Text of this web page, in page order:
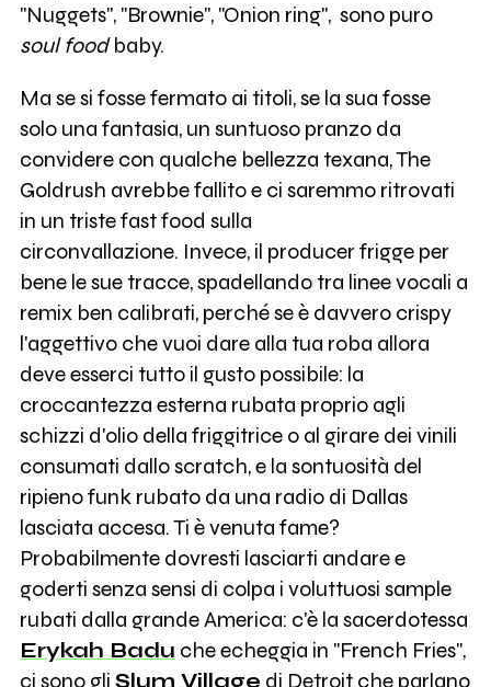
"Nuggets", "Brownie", "Onion ring", sono puro
soul foodbaby.
Ma se si fosse fermato ai titoli, se la sua fosse
solo una fantasia, un suntuoso pranzo da
convidere con qualche bellezza texana, The
Goldrush avrebbe fallito e ci saremmo ritrovati
in un triste fast food sulla
circonvallazione. Invece, il producer frigge per
bene le sue tracce, spadellando tra linee vocali a
remix ben calibrati, perché se è davvero crispy
l'aggettivo che vuoi dare alla tua roba allora
deve esserci tutto il gusto possibile: la
croccantezza esterna rubata proprio agli
schizzi d'olio della friggitrice o al girare dei vinili
consumati dallo scratch, e la sontuosità del
ripieno funk rubato da una radio di Dallas
lasciata accesa. Ti è venuta fame?
Probabilmente dovresti lasciarti andare e
goderti senza sensi di colpa i voluttuosi sample
rubati dalla grande America: c'è la sacerdotessa
Erykah Badu che echeggia in "French Fries",
ci sono gli Slum Village di Detroit che parlano